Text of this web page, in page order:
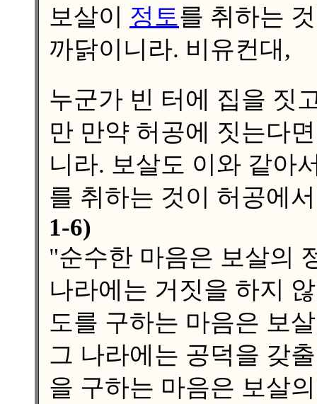
보살이 정토 를 취하는
까닭이니라. 비유컨대,
누군가 빈 터에 집을 짓
만 만약 허공에 짓는다
니라. 보살도 이와 같아
를 취하는 것이 허공에
1-6)
"순수한 마음은 보살의
나라에는 거짓을 하지
도를 구하는 마음은 보
그 나라에는 공덕을 갖
을 구하는 마음은 보살